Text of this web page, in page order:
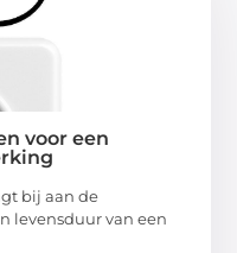
voor een
bij aan de
levensduur van een